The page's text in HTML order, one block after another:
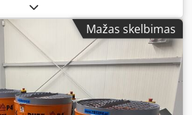
darbams, naudojama skysto betono
mikrobetono, konstrukcinio
purškiamų mišinių)
statybų vietoje – ypač ten,
būdu arba kai betoną
atstumais iki klojinio ar
Aqjy It Udjgorf
Mažas skelbimas